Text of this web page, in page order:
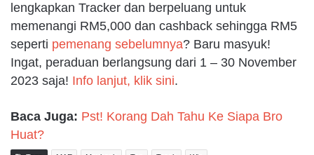
lengkapkan Tracker dan berpeluang untuk
memenangi RM5,000 dan cashback sehingga RM5
seperti pemenang sebelumnya? Baru masyuk!
Ingat, peraduan berlangsung dari 1 – 30 November
2023 saja! Info lanjut, klik sini.
Baca Juga: Pst! Korang Dah Tahu Ke Siapa Bro
Huat?